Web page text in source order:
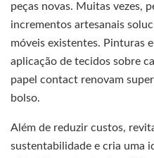
peças novas. Muitas vezes,
incrementos artesanais
móveis existentes. Pinturas
aplicação de tecidos sobre
papel contact renovam
bolso.
Além de reduzir custos,
sustentabilidade e cria uma